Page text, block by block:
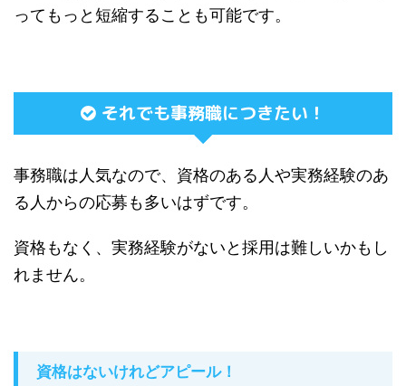
ってもっと短縮することも可能です。
それでも事務職につきたい！
事務職は人気なので、資格のある人や実務経験のあ
る人からの応募も多いはずです。
資格もなく、実務経験がないと採用は難しいかもし
れません。
資格はないけれどアピール！